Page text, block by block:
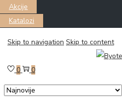
Akcije
Katalozi
Skip to navigation Skip to content
0 0
Filter
Prikazano all 10 proizvoda